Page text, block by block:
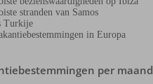
stranden van Samos
Turkije
in Europa
per maand